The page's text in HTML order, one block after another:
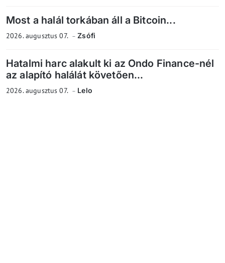
Most a halál torkában áll a Bitcoin...
2026. augusztus 07. Zsófi
Hatalmi harc alakult ki az Ondo Finance-nél
az alapító halálát követően...
2026. augusztus 07. Lelo